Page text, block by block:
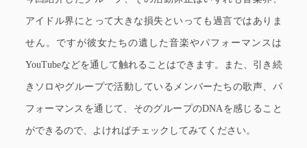
アイドル界にとって大きな損失といっても過言ではありま
せん。ですが彼女たちの遺した音楽やパフォーマンスは
YouTubeなどを通して触れることはできます。また、引き続
きソロやグループで活動しているメンバーたちの歌声、パ
フォーマンスを通じて、そのグループのDNAを感じること
ができるので、よければチェックしてみてください。